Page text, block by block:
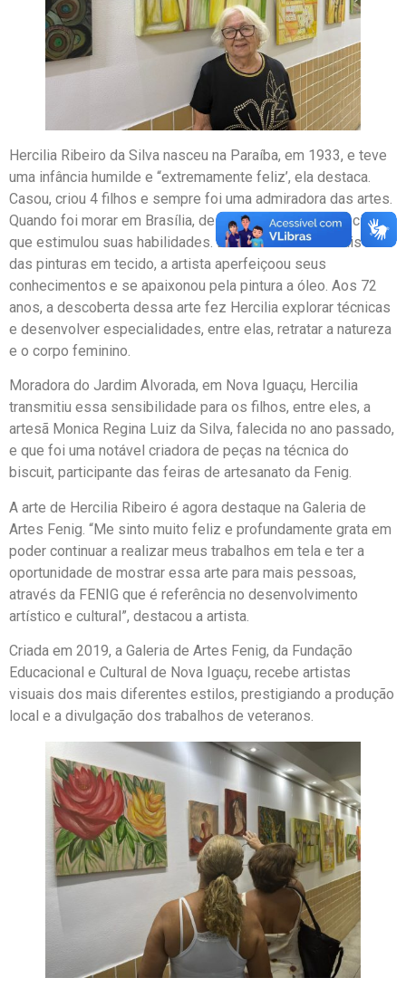
Hercilia Ribeiro da Silva nasceu na Paraíba, em 1933, e teve
uma infância humilde e “extremamente feliz’, ela destaca.
Casou, criou 4 filhos e sempre foi uma admiradora das artes.
Quando foi morar em Brasília, descobriu um projeto social
que estimulou suas habilidades. Dos trabalhos manuais e
das pinturas em tecido, a artista aperfeiçoou seus
conhecimentos e se apaixonou pela pintura a óleo. Aos 72
anos, a descoberta dessa arte fez Hercilia explorar técnicas
e desenvolver especialidades, entre elas, retratar a natureza
e o corpo feminino.
Moradora do Jardim Alvorada, em Nova Iguaçu, Hercilia
transmitiu essa sensibilidade para os filhos, entre eles, a
artesã Monica Regina Luiz da Silva, falecida no ano passado,
e que foi uma notável criadora de peças na técnica do
biscuit, participante das feiras de artesanato da Fenig.
A arte de Hercilia Ribeiro é agora destaque na Galeria de
Artes Fenig. “Me sinto muito feliz e profundamente grata em
poder continuar a realizar meus trabalhos em tela e ter a
oportunidade de mostrar essa arte para mais pessoas,
através da FENIG que é referência no desenvolvimento
artístico e cultural”, destacou a artista.
Criada em 2019, a Galeria de Artes Fenig, da Fundação
Educacional e Cultural de Nova Iguaçu, recebe artistas
visuais dos mais diferentes estilos, prestigiando a produção
local e a divulgação dos trabalhos de veteranos.